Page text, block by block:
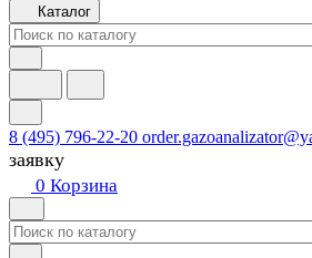
Каталог
8 (495) 796-22-20
заявку
0 Корзина